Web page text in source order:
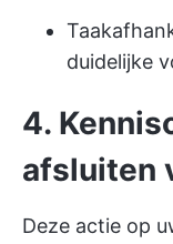
duidelijke
4.
afsluiten
Deze actie op